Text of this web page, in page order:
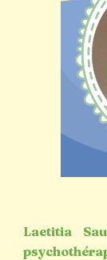
Laetitia